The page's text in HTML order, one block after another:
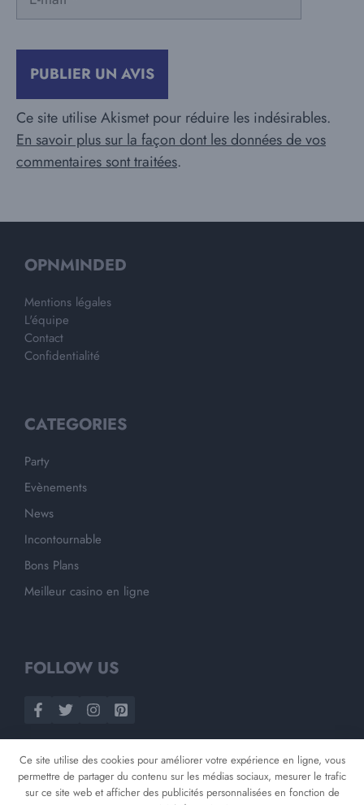
mail
Ce site utilise Akismet pour réduire les indésirables.
En savoir plus sur la façon dont les données de vos
commentaires sont traitées.
OPNMINDED
Mentions légales
L'équipe
Contact
Confidentialité
CATEGORIES
Party
Evènements
News
Incontournable
Bons Plans
Meilleur casino en ligne
FOLLOW US
Ce site utilise des cookies pour améliorer votre expérience en ligne, vous
permettre de partager du contenu sur les médias sociaux, mesurer le trafic
sur ce site web et afficher des publicités personnalisées en fonction de